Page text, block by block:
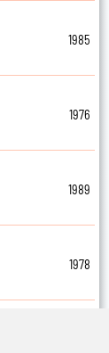
1985
1976
1989
1978